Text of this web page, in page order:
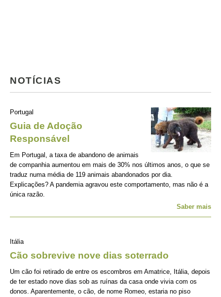
NOTÍCIAS
Portugal
Guia de Adoção
Responsável
Em Portugal, a taxa de abandono de animais
de companhia aumentou em mais de 30% nos últimos anos, o que se
traduz numa média de 119 animais abandonados por dia.
Explicações? A pandemia agravou este comportamento, mas não é a
única razão.
Saber mais
Itália
Cão sobrevive nove dias soterrado
Um cão foi retirado de entre os escombros em Amatrice, Itália, depois
de ter estado nove dias sob as ruínas da casa onde vivia com os
donos. Aparentemente, o cão, de nome Romeo, estaria no piso